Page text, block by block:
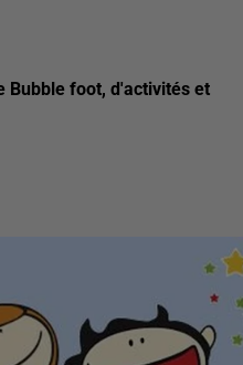
Bubble foot, d'activités et